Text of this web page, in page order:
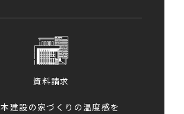
資料請求
建設の家づくりの温度感を